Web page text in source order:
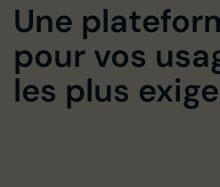
Une
pour vos
les plus